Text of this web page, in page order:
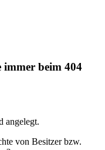
immer beim 404
angelegt.
von Besitzer bzw.